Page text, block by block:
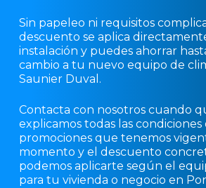
Sin papeleo ni requisitos
descuento se aplica
instalación y puedes ahorrar
cambio a tu nuevo equipo de
Saunier Duval.
Contacta con nosotros cuando
explicamos todas las condiciones
promociones que tenemos
momento y el descuento
podemos aplicarte según el
para tu vivienda o negocio en